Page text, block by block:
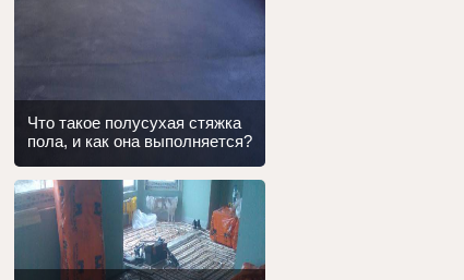
Что такое полусухая стяжка
пола, и как она выполняется?